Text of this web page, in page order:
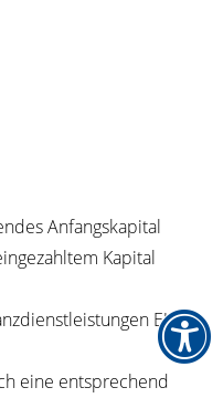
Anfangskapital
Kapital
EUR
eine entsprechend